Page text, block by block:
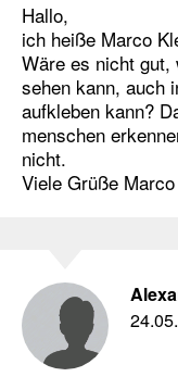
Hallo,
ich heiße Marco
Wäre es nicht gut,
sehen kann, auch
aufkleben kann?
menschen
nicht.
Viele Grüße